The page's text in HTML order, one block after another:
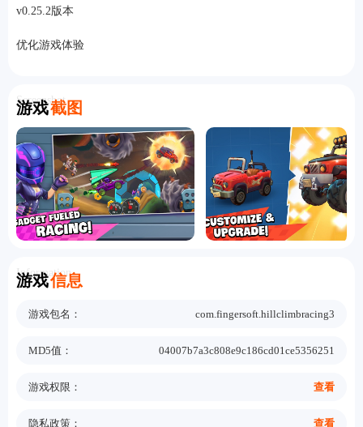
v0.25.2版本
优化游戏体验
游戏截图
Screenshot
游戏信息
Information
游戏包名： com.fingersoft.hillclimbracing3
MD5值： 04007b7a3c808e9c186cd01ce5356251
游戏权限： 查看
隐私政策： 查看